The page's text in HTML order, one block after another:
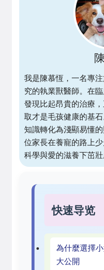
我是陳慕恆，一名專
究的執業獸醫師。在
發現比起昂貴的治療
取才是毛孩健康的基
知識轉化為淺顯易懂
位家長在養寵的路上
科學與愛的滋養下茁壯
快速导览
為什麼選擇
大公開